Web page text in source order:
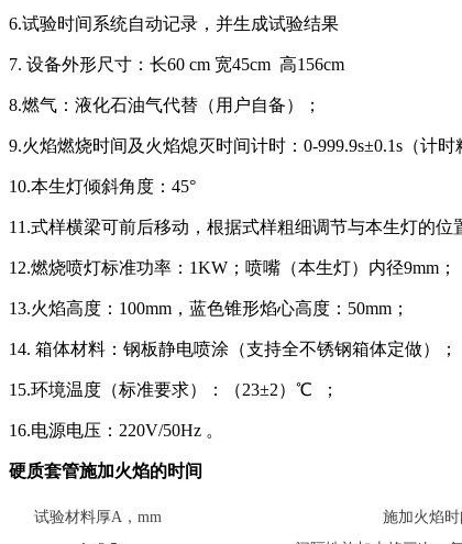
6.试验时间系统自动记录，并生成试验结果
7. 设备外形尺寸：长60 cm 宽45cm 高156cm
8.燃气：液化石油气代替（用户自备）；
9.火焰燃烧时间及火焰熄灭时间计时：0-999.9s±0.1s（计
10.本生灯倾斜角度：45°
11.式样横梁可前后移动，根据式样粗细调节与本生灯的位
12.燃烧喷灯标准功率：1KW；喷嘴（本生灯）内径9mm；
13.火焰高度：100mm，蓝色锥形焰心高度：50mm；
14. 箱体材料：钢板静电喷涂（支持全不锈钢箱体定做）；
15.环境温度（标准要求）：（23±2）℃ ；
16.电源电压：220V/50Hz 。
硬质套管施加火焰的时间
试验材料厚A，mm
施加火焰